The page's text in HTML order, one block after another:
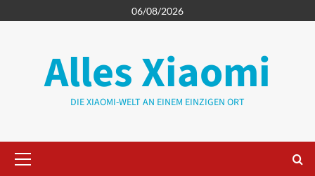
Inhalt
06/08/2026
Alles Xiaomi
DIE XIAOMI-WELT AN EINEM EINZIGEN ORT
Menü